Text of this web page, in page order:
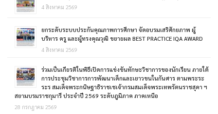
4 สิงหาคม 2569
ยกระดับระบบประกันคุณภาพการศึกษา จัดอบรมเสริศักยภาพ ผู้
บริหาร ครู และผู้ทรงคุณวุฒิ ขยายผล BEST PRACTICE IQA AWARD
4 สิงหาคม 2569
ร่วมเป็นเกียรติในพิธีเปิดการแข่งขันทักษะวิชาการของนักเรียน ภายใต้
การประชุมวิชาการการพัฒนาเด็กและเยาวขนในกันศาร ตามพระระ
ระร สมเด็จพระกนิษฐาธิราชเชเจ้ากรมสมเด็จพระเทพรัตนราชสุดา ฯ
สยามบรมราชกุมารี ประจำปี 2569 ระดับภูมิภาค ภาคเหนือ
28 กรกฎาคม 2569